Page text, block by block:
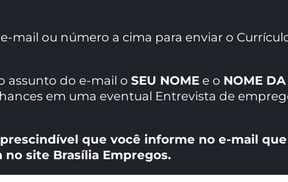
mail ou número a cima para enviar o
assunto do e-mail oSEU NOME e o NOME
em uma eventual Entrevista de
que você informe no e-mail
no site Brasília Empregos.